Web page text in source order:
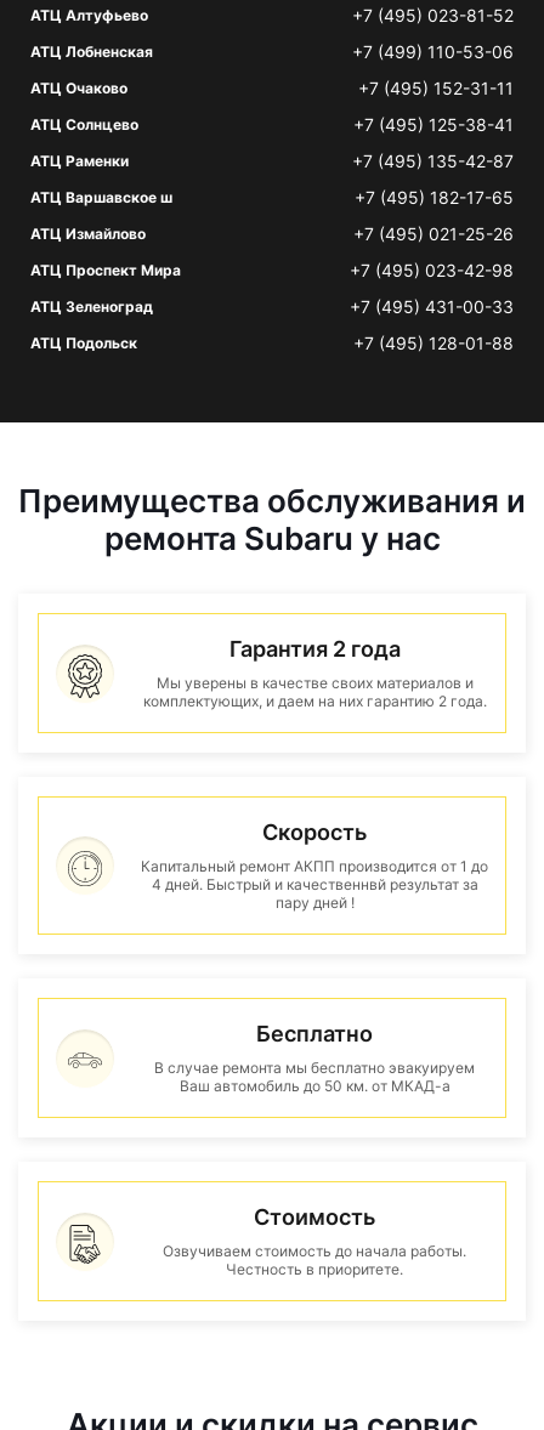
АТЦ Алтуфьево +7 (495) 023-81-52
АТЦ Лобненская +7 (499) 110-53-06
АТЦ Очаково +7 (495) 152-31-11
АТЦ Солнцево +7 (495) 125-38-41
АТЦ Раменки +7 (495) 135-42-87
АТЦ Варшавское ш +7 (495) 182-17-65
АТЦ Измайлово +7 (495) 021-25-26
АТЦ Проспект Мира +7 (495) 023-42-98
АТЦ Зеленоград +7 (495) 431-00-33
АТЦ Подольск +7 (495) 128-01-88
Преимущества обслуживания и
ремонта Subaru у нас
Гарантия 2 года
Мы уверены в качестве своих материалов и
комплектующих, и даем на них гарантию 2 года.
Скорость
Капитальный ремонт АКПП производится от 1 до
4 дней. Быстрый и качественнвй результат за
пару дней !
Бесплатно
В случае ремонта мы бесплатно эвакуируем
Ваш автомобиль до 50 км. от МКАД-а
Стоимость
Озвучиваем стоимость до начала работы.
Честность в приоритете.